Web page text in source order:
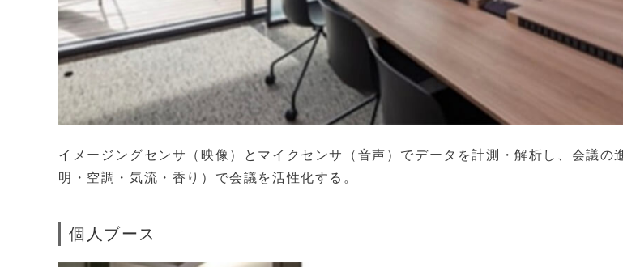
イメージングセンサ（映像）とマイクセンサ（音声）でデータを計測・解析し、会議の
明・空調・気流・香り）で会議を活性化する。
個人ブース